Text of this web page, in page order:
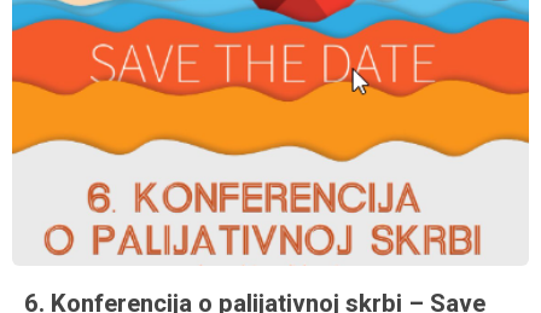
6. Konferencija o palijativnoj skrbi – Save